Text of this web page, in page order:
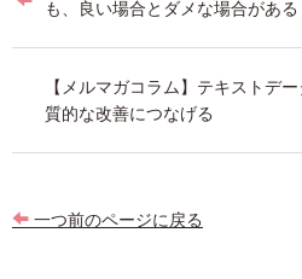
ナ
ー
も、良い場合とダメな場合がある
【メルマガコラム】テキストデ
質的な改善につなげる
一つ前のページに戻る